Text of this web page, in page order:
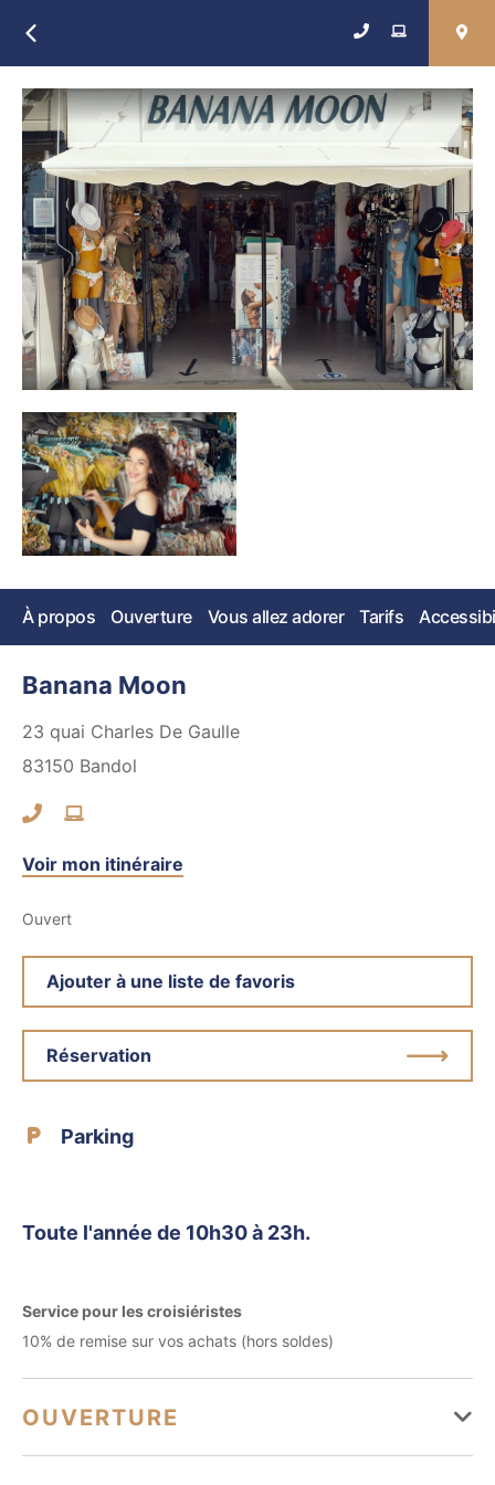
À propos Ouverture Vous allez adorer Tarifs
Banana Moon
23 quai Charles De Gaulle
83150 Bandol
Voir mon itinéraire
Ouvert
Ajouter à une liste de favoris
Réservation
Parking
Toute l'année de 10h30 à 23h.
Service pour les croisiéristes
10% de remise sur vos achats (hors soldes)
OUVERTURE